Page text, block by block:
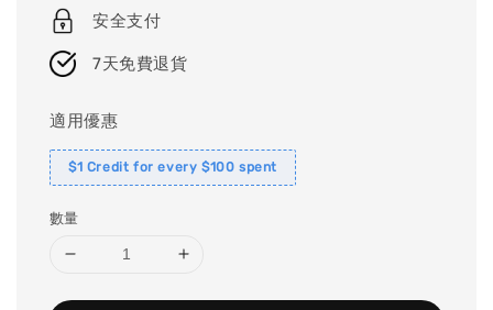
安全支付
7天免費退貨
適用優惠
$1 Credit for every $100 spent
數量